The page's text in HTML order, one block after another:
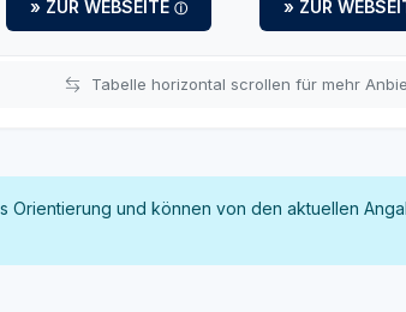
» ZUR WEBSEITE » ZUR
Tabelle horizontal scrollen für mehr
und können von den aktuellen